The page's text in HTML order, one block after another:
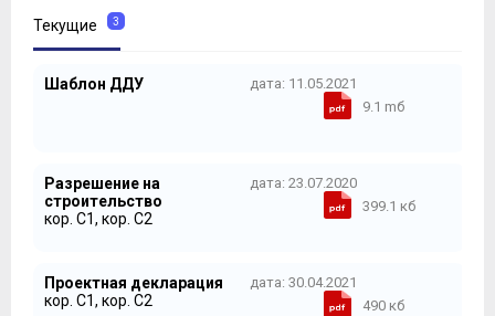
Текущие 3
Шаблон ДДУ
дата: 11.05.2021
9.1 mб
Разрешение на
строительство
кор. С1, кор. С2
дата: 23.07.2020
399.1 кб
Проектная декларация
кор. С1, кор. С2
дата: 30.04.2021
490 кб